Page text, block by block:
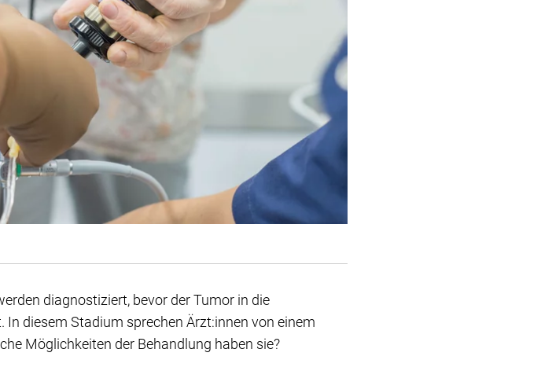
diagnostiziert, bevor der Tumor in die
diesem Stadium sprechen Ärzt:innen von einem
Möglichkeiten der Behandlung haben sie?